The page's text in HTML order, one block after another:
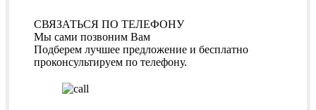
СВЯЗАТЬСЯ ПО ТЕЛЕФОНУ
Мы сами позвоним Вам
Подберем лучшее предложение и бесплатно
проконсультируем по телефону.